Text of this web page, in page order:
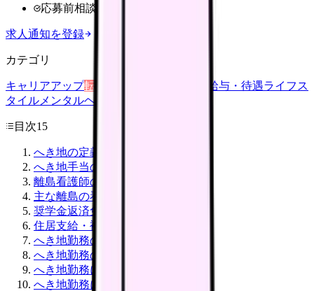
応募前相談OK
求人通知を登録
カテゴリ
キャリアアップ転職ガイド 給与・待遇ライフス
タイル メンタルヘルス
目次15
へき地の定義
へき地手当の相場
離島看護師の年収例
主な離島の看護師事情
奨学金返済免除制度
住居支給・補助
へき地勤務のメリット
へき地勤務のデメリット
へき地勤務に向くタイプ
へき地勤務に向かないタイプ